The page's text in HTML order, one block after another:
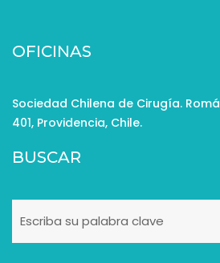
OFICINAS
Sociedad Chilena de Cirugía.
401, Providencia, Chile.
BUSCAR